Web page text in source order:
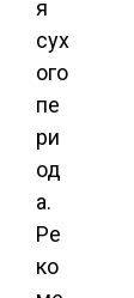
я
сух
ого
пе
ри
од
а.
Ре
ко